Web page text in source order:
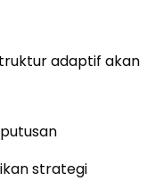
adaptif akan
strategi